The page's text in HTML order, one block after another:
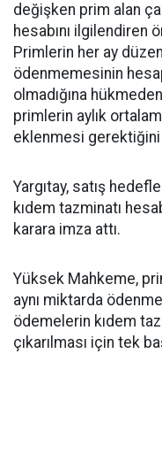
değişken prim alan
hesabını ilgilendiren
Primlerin her ay
ödenmemesinin
olmadığına
primlerin aylık
eklenmesi
Yargıtay, satış
kıdem tazminatı
karara imza attı.
Yüksek Mahkeme,
aynı miktarda
ödemelerin kıdem
çıkarılması için tek